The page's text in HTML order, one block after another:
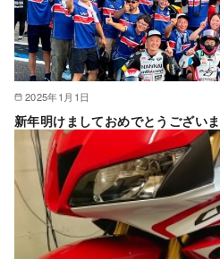
2025年1月1日
新年明けましておめでとうございま